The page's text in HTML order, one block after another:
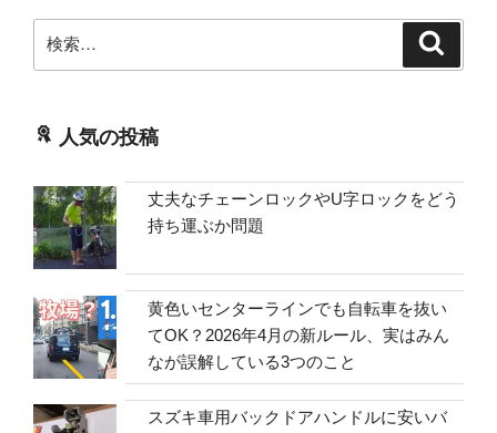
索:
人気の投稿
丈夫なチェーンロックやU字ロックをどう
持ち運ぶか問題
黄色いセンターラインでも自転車を抜い
てOK？2026年4月の新ルール、実はみん
なが誤解している3つのこと
スズキ車用バックドアハンドルに安いバ